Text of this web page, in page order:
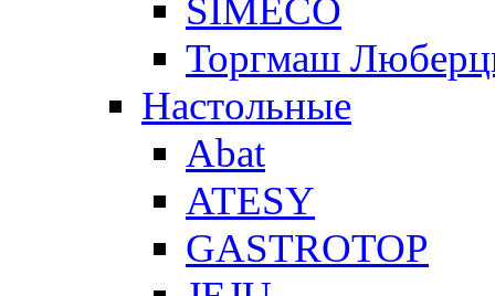
SIMECO
Торгмаш
Настольные
Abat
ATESY
GASTROTOP